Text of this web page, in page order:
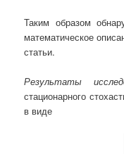
Таким образом
математическое
статьи.
Результаты
стационарного
в виде